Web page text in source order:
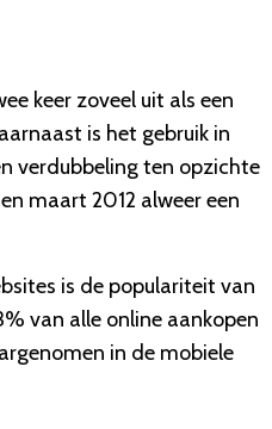
keer zoveel uit als een
is het gebruik in
verdubbeling ten opzichte
maart 2012 alweer een
is de populariteit van
van alle online aankopen
in de mobiele